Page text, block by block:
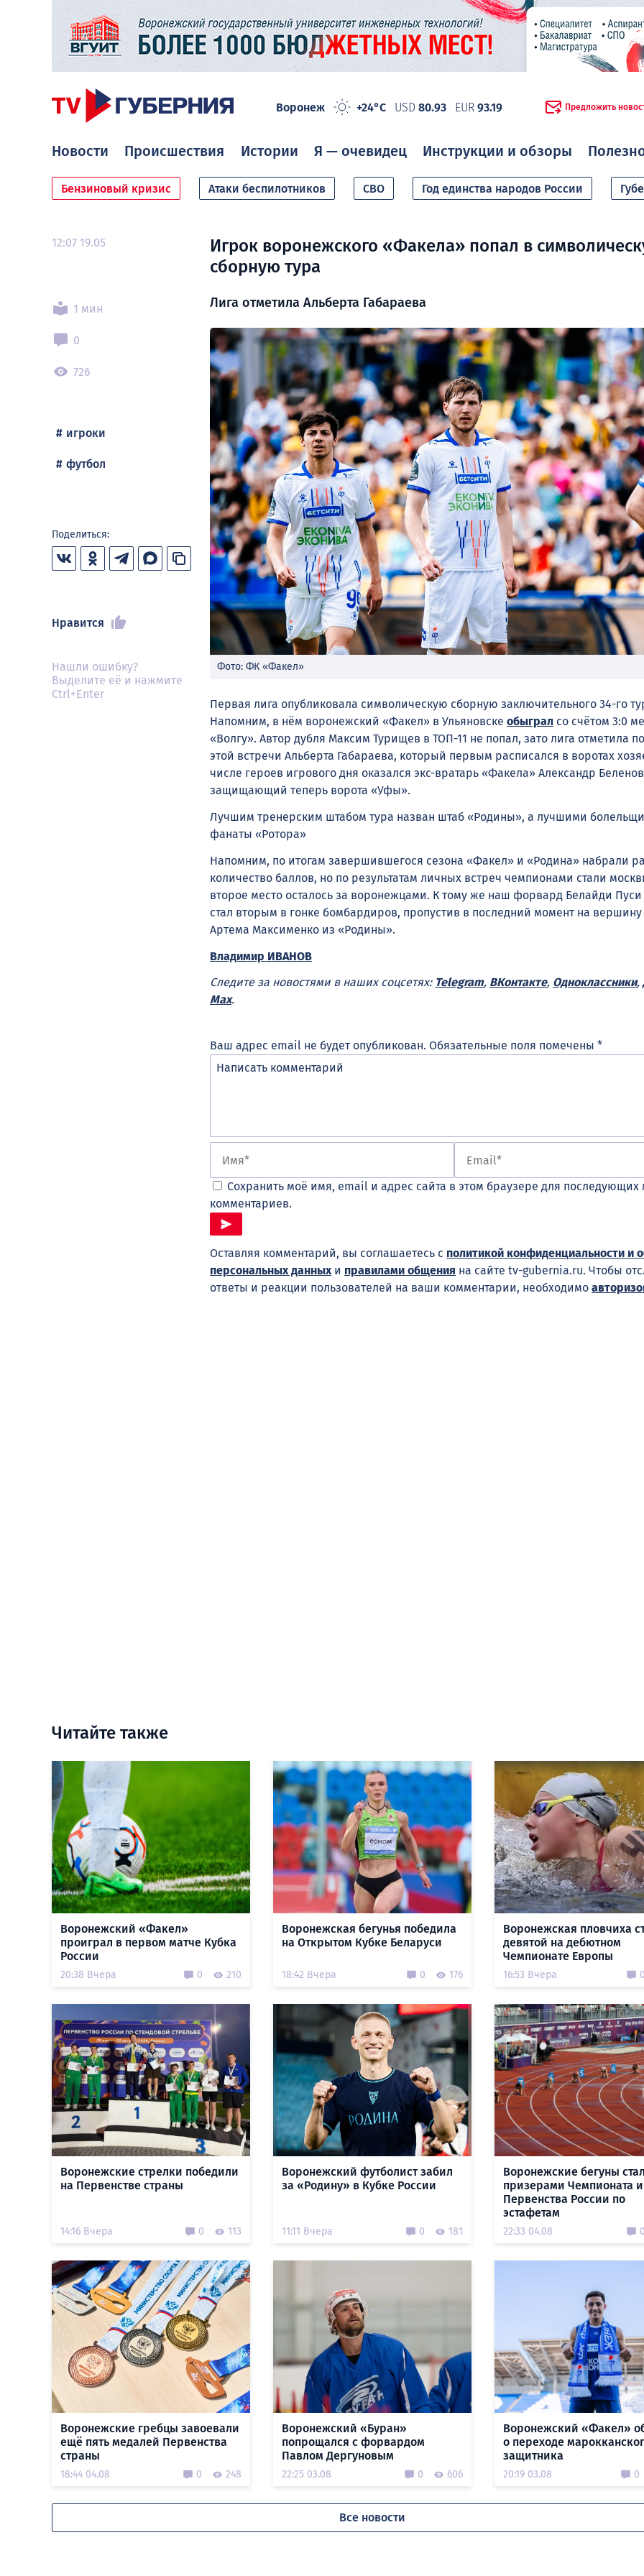
Воронеж +24°C USD 80.93 EUR 93.19 Предложить
Новости Происшествия Истории Я — очевидец Инструкции и обзоры
Бензиновый кризис Атаки беспилотников СВО Год единства народов России
12:07 19.05
1 мин
0
726
игроки
футбол
Поделиться:
Нравится
Нашли ошибку?
Выделите её и нажмите
Ctrl+Enter
Игрок воронежского «Факела» попал в
сборную тура
Лига отметила Альберта Габараева
Фото: ФК «Факел»
Первая лига опубликовала символическую сборную заключительного 34-го
Напомним, в нём воронежский «Факел» в Ульяновске обыграл со счётом 3:0
«Волгу». Автор дубля Максим Турищев в ТОП-11 не попал, зато лига отметила
этой встречи Альберта Габараева, который первым расписался в воротах
числе героев игрового дня оказался экс-вратарь «Факела» Александр
защищающий теперь ворота «Уфы».
Лучшим тренерским штабом тура назван штаб «Родины», а лучшими
фанаты «Ротора»
Напомним, по итогам завершившегося сезона «Факел» и «Родина» набрали
количество баллов, но по результатам личных встреч чемпионами стали
второе место осталось за воронежцами. К тому же наш форвард Белайди Пуси
стал вторым в гонке бомбардиров, пропустив в последний момент на
Артема Максименко из «Родины».
Владимир ИВАНОВ
Следите за новостями в наших соцсетях: Telegram, ВКонтакте, Одноклассники,
Max.
Ваш адрес email не будет опубликован. Обязательные поля помечены *
Сохранить моё имя, email и адрес сайта в этом браузере для последующих
комментариев.
Оставляя комментарий, вы соглашаетесь с политикой конфиденциальности и
персональных данныхи правилами общения на сайте tv-gubernia.ru. Чтобы
ответы и реакции пользователей на ваши комментарии, необходимо
Читайте также
Воронежский «Факел»
проиграл в первом матче Кубка
России
20:38 Вчера 0 210
Воронежская бегунья победила
на Открытом Кубке Беларуси
18:42 Вчера 0 176
Воронежская пловчиха
девятой на дебютном
Чемпионате Европы
16:53 Вчера
Воронежские стрелки победили
на Первенстве страны
14:16 Вчера 0 113
Воронежский футболист забил
за «Родину» в Кубке России
11:11 Вчера 0 181
Воронежские бегуны
призерами Чемпионата и
Первенства России по
эстафетам
22:33 04.08
Воронежские гребцы завоевали
ещё пять медалей Первенства
страны
18:44 04.08 0 248
Воронежский «Буран»
попрощался с форвардом
Павлом Дергуновым
22:25 03.08 0 606
Воронежский «Факел»
о переходе
защитника
20:19 03.08 0
Все новости